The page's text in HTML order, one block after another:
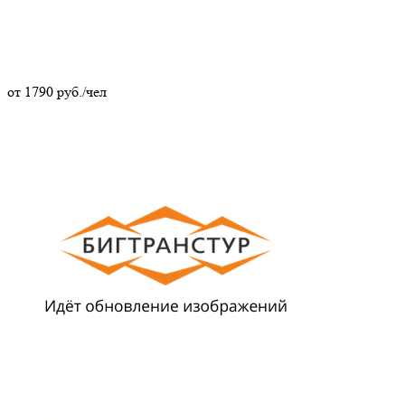
от 1790 руб./чел